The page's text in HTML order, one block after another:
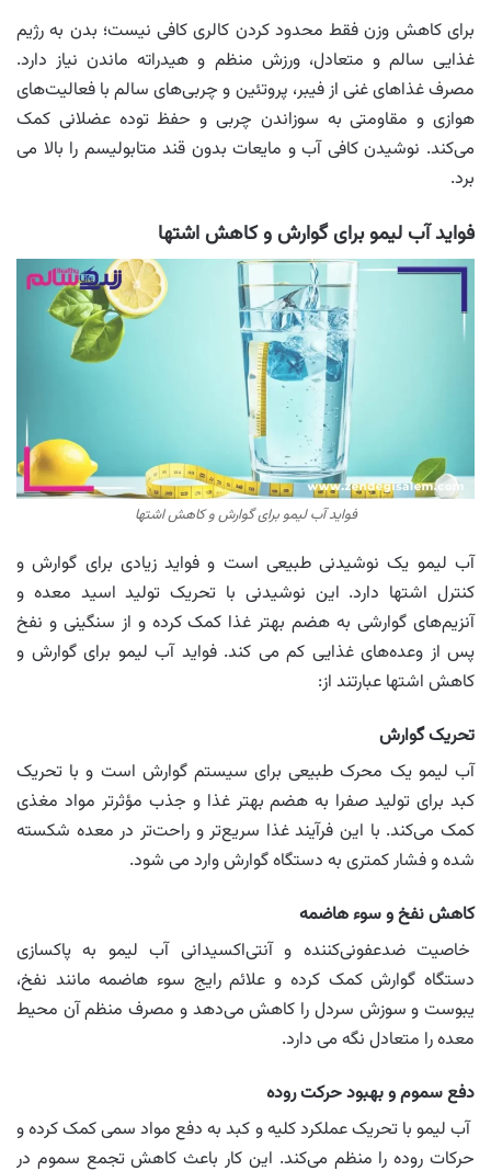
برای کاهش وزن فقط محدود کردن کالری کافی نیست؛ بدن به رژیم
غذایی سالم و متعادل، ورزش منظم و هیدراته ماندن نیاز دارد.
مصرف غذاهای غنی از فیبر، پروتئین و چربی‌های سالم با فعالیت‌های
هوازی و مقاومتی به سوزاندن چربی و حفظ توده عضلانی کمک
می‌کند. نوشیدن کافی آب و مایعات بدون قند متابولیسم را بالا می
برد.
فواید آب لیمو برای گوارش و کاهش اشتها
فواید آب لیمو برای گوارش و کاهش اشتها
آب لیمو یک نوشیدنی طبیعی است و فواید زیادی برای گوارش و
کنترل اشتها دارد. این نوشیدنی با تحریک تولید اسید معده و
آنزیم‌های گوارشی به هضم بهتر غذا کمک کرده و از سنگینی و نفخ
پس از وعده‌های غذایی کم می کند. فواید آب لیمو برای گوارش و
کاهش اشتها عبارتند از:
تحریک گوارش
آب لیمو یک محرک طبیعی برای سیستم گوارش است و با تحریک
کبد برای تولید صفرا به هضم بهتر غذا و جذب مؤثرتر مواد مغذی
کمک می‌کند. با این فرآیند غذا سریع‌تر و راحت‌تر در معده شکسته
شده و فشار کمتری به دستگاه گوارش وارد می شود.
کاهش نفخ و سوء هاضمه
خاصیت ضدعفونی‌کننده و آنتی‌اکسیدانی آب لیمو به پاکسازی
دستگاه گوارش کمک کرده و علائم رایج سوء هاضمه مانند نفخ،
یبوست و سوزش سردل را کاهش می‌دهد و مصرف منظم آن محیط
معده را متعادل نگه می دارد.
دفع سموم و بهبود حرکت روده
آب لیمو با تحریک عملکرد کلیه‌ و کبد به دفع مواد سمی کمک کرده و
حرکات روده را منظم می‌کند. این کار باعث کاهش تجمع سموم در